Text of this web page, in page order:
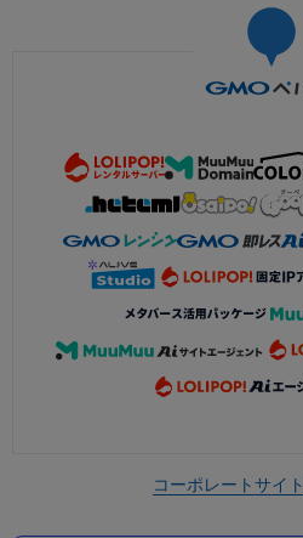
コーポレートサイト